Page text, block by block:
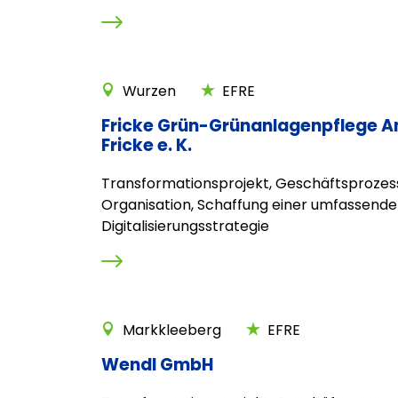
Wurzen EFRE
Fricke Grün-Grünanlagenpflege
Fricke e. K.
Transformationsprojekt,
Organisation, Schaffung einer
Digitalisierungsstrategie
Markkleeberg EFRE
Wendl GmbH